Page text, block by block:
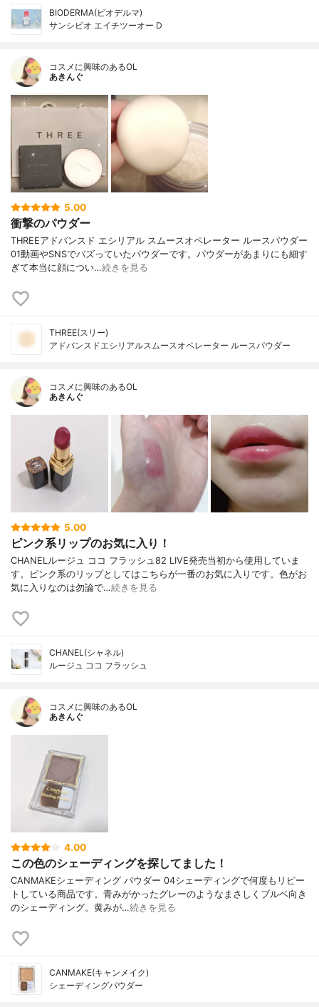
BIODERMA(ビオデルマ)
サンシビオ エイチツーオー D
コスメに興味のあるOL
あきんぐ
5.00
衝撃のパウダー
THREEアドバンスド エシリアル スムースオペレーター ルースパウダー
01動画やSNSでバズっていたパウダーです。パウダーがあまりにも細す
ぎて本当に顔につい…続きを見る
THREE(スリー)
アドバンスドエシリアルスムースオペレーター ルースパウダー
コスメに興味のあるOL
あきんぐ
5.00
ピンク系リップのお気に入り！
CHANELルージュ ココ フラッシュ82 LIVE発売当初から使用していま
す。ピンク系のリップとしてはこちらが一番のお気に入りです。色がお
気に入りなのは勿論で…続きを見る
CHANEL(シャネル)
ルージュ ココ フラッシュ
コスメに興味のあるOL
あきんぐ
4.00
この色のシェーディングを探してました！
CANMAKEシェーディング パウダー 04シェーディングで何度もリピー
トしている商品です。青みがかったグレーのようなまさしくブルベ向き
のシェーディング。黄みが…続きを見る
CANMAKE(キャンメイク)
シェーディングパウダー